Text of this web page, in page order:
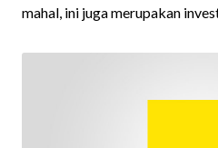
mahal, ini juga merupakan
memaksimalkan investasi